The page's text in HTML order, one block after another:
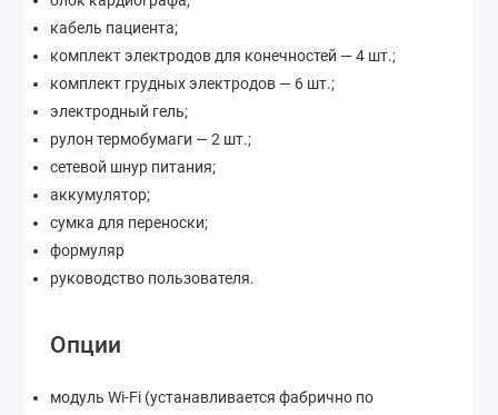
кабель пациента;
комплект электродов для конечностей — 4 шт.;
комплект грудных электродов — 6 шт.;
электродный гель;
рулон термобумаги — 2 шт.;
сетевой шнур питания;
аккумулятор;
сумка для переноски;
формуляр
руководство пользователя.
Опции
модуль Wi-Fi (устанавливается фабрично по